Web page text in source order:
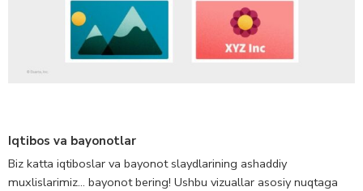
Iqtibos va bayonotlar
Biz katta iqtiboslar va bayonot slaydlarining ashaddiy
muxlislarimiz… bayonot bering! Ushbu vizuallar asosiy nuqtaga